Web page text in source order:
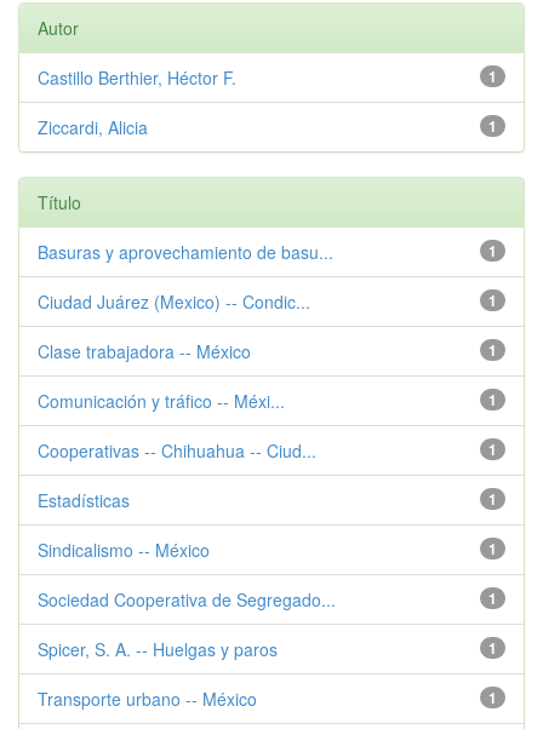
Autor
1
Castillo Berthier, Héctor F.
1
Ziccardi, Alicia
Título
1
Basuras y aprovechamiento de basu...
1
Ciudad Juárez (Mexico) -- Condic...
1
Clase trabajadora -- México
1
Comunicación y tráfico -- Méxi...
1
Cooperativas -- Chihuahua -- Ciud...
1
Estadísticas
1
Sindicalismo -- México
1
Sociedad Cooperativa de Segregado...
1
Spicer, S. A. -- Huelgas y paros
1
Transporte urbano -- México